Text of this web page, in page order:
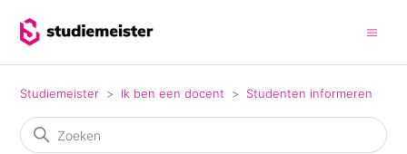
Studiemeister Ik ben een docent Studenten informeren